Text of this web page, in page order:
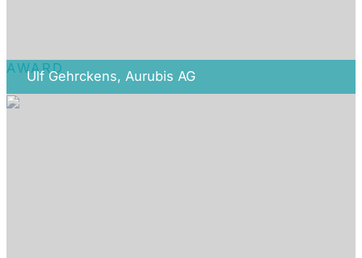
Ulf Gehrckens, Aurubis AG
AWARD